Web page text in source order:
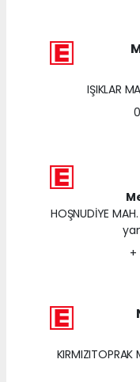
IŞIKLAR
HOŞNUDİYE
+
KIRMIZITOPRAK